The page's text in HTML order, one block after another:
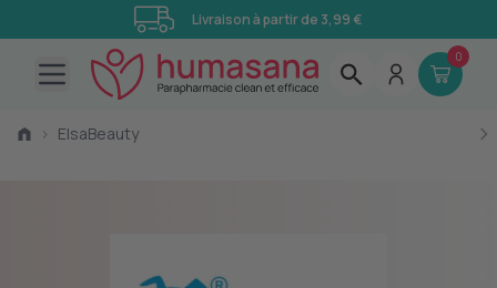
Livraison à partir de 3,99 €
Open main menu
0
› ElsaBeauty